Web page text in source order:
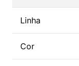
Linha
Cor